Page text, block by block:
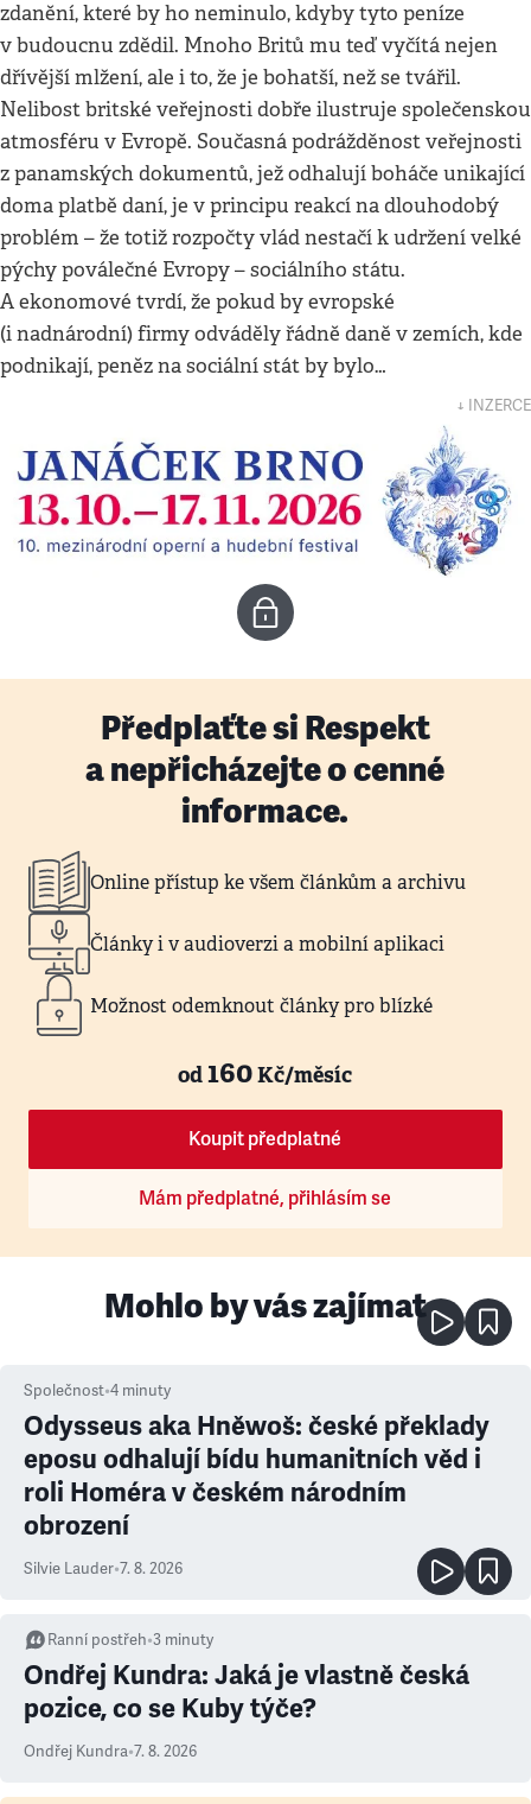
zdanění, které by ho neminulo, kdyby tyto peníze
v budoucnu zdědil. Mnoho Britů mu teď vyčítá nejen
dřívější mlžení, ale i to, že je bohatší, než se tvářil.
Nelibost britské veřejnosti dobře ilustruje společenskou
atmosféru v Evropě. Současná podrážděnost veřejnosti
z panamských dokumentů, jež odhalují boháče unikající
doma platbě daní, je v principu reakcí na dlouhodobý
problém – že totiž rozpočty vlád nestačí k udržení velké
pýchy poválečné Evropy – sociálního státu.
A ekonomové tvrdí, že pokud by evropské
(i nadnárodní) firmy odváděly řádně daně v zemích, kde
podnikají, peněz na sociální stát by bylo…
↓ INZERCE
Předplaťte si Respekt
a nepřicházejte o cenné
informace.
Online přístup ke všem článkům a archivu
Články i v audioverzi a mobilní aplikaci
Možnost odemknout články pro blízké
od160Kč/měsíc
Koupit předplatné
Mám předplatné, přihlásím se
Mohlo by vás zajímat
Společnost•4 minuty
Odysseus aka Hněwoš: české překlady
eposu odhalují bídu humanitních věd i
roli Homéra v českém národním
obrození
Silvie Lauder•7. 8. 2026
Ranní postřeh•3 minuty
Ondřej Kundra: Jaká je vlastně česká
pozice, co se Kuby týče?
Ondřej Kundra•7. 8. 2026